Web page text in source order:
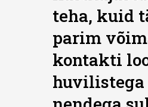
teha, kuid
parim
kontakti